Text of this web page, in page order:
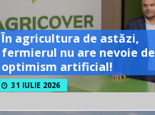
În agricultura de astăzi,
fermierul nu are nevoie de
optimism artificial!
31 IULIE 2026